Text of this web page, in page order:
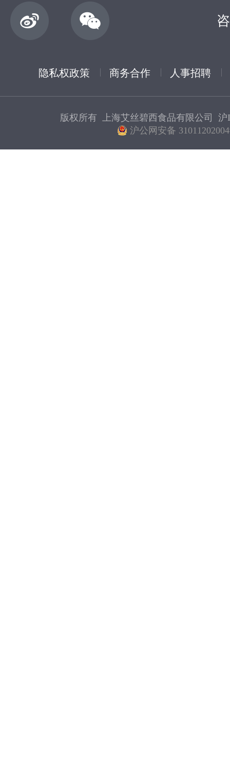
隐私权政策 商务合作 人事招聘
版权所有 上海艾丝碧西食品有限公司 沪
沪公网安备